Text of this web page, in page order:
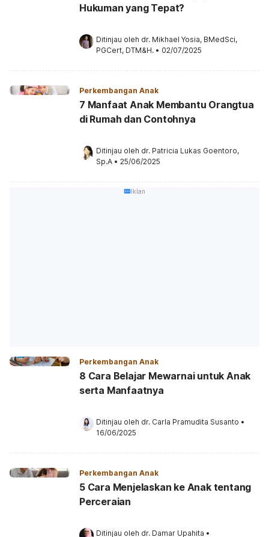
Hukuman yang Tepat?
Ditinjau oleh dr. Mikhael Yosia, BMedSci,
PGCert, DTM&H. • 02/07/2025
Perkembangan Anak
7 Manfaat Anak Membantu Orangtua
di Rumah dan Contohnya
Ditinjau oleh dr. Patricia Lukas Goentoro,
Sp.A • 25/06/2025
Iklan
Perkembangan Anak
8 Cara Belajar Mewarnai untuk Anak
serta Manfaatnya
Ditinjau oleh dr. Carla Pramudita Susanto •
16/06/2025
Perkembangan Anak
5 Cara Menjelaskan ke Anak tentang
Perceraian
Ditinjau oleh dr. Damar Upahita •